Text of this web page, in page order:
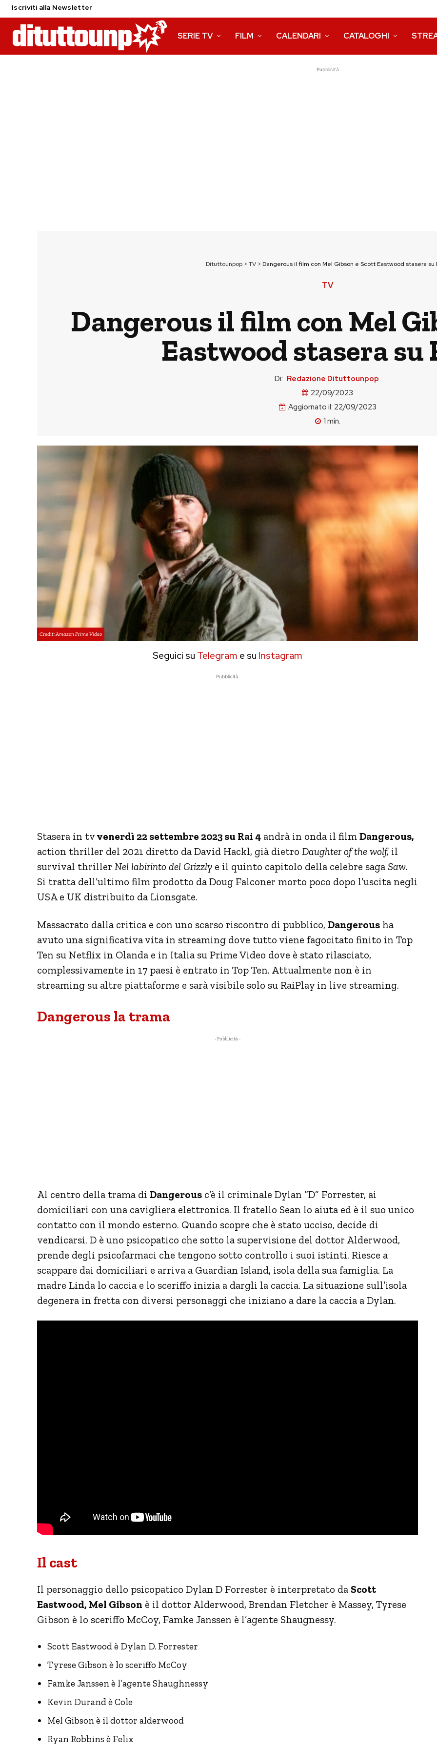
Iscriviti alla Newsletter
SERIE TV FILM CALENDARI CATALOGHI
Pubblicità
Dituttounpop> TV> Dangerous il film con Mel Gibson e Scott Eastwood stasera su
TV
Dangerous il film con Mel
Eastwood stasera su
Di: Redazione Dituttounpop
22/09/2023
Aggiornato il: 22/09/2023
1 min.
Credit: Amazon Prime Video
Seguici su Telegram e su Instagram
Pubblicità
Stasera in tv venerdì 22 settembre 2023 su Rai 4 andrà in onda il film Dangerous,
action thriller del 2021 diretto da David Hackl, già dietro Daughter of the wolf, il
survival thriller Nel labirinto del Grizzly e il quinto capitolo della celebre saga Saw.
Si tratta dell’ultimo film prodotto da Doug Falconer morto poco dopo l’uscita negli
USA e UK distribuito da Lionsgate.
Massacrato dalla critica e con uno scarso riscontro di pubblico, Dangerous ha
avuto una significativa vita in streaming dove tutto viene fagocitato finito in Top
Ten su Netflix in Olanda e in Italia su Prime Video dove è stato rilasciato,
complessivamente in 17 paesi è entrato in Top Ten. Attualmente non è in
streaming su altre piattaforme e sarà visibile solo su RaiPlay in live streaming.
Dangerous la trama
- Pubblicità -
Al centro della trama di Dangerous c’è il criminale Dylan “D” Forrester, ai
domiciliari con una cavigliera elettronica. Il fratello Sean lo aiuta ed è il suo unico
contatto con il mondo esterno. Quando scopre che è stato ucciso, decide di
vendicarsi. D è uno psicopatico che sotto la supervisione del dottor Alderwood,
prende degli psicofarmaci che tengono sotto controllo i suoi istinti. Riesce a
scappare dai domiciliari e arriva a Guardian Island, isola della sua famiglia. La
madre Linda lo caccia e lo sceriffo inizia a dargli la caccia. La situazione sull’isola
degenera in fretta con diversi personaggi che iniziano a dare la caccia a Dylan.
Il cast
Il personaggio dello psicopatico Dylan D Forrester è interpretato da Scott
Eastwood, Mel Gibson è il dottor Alderwood, Brendan Fletcher è Massey, Tyrese
Gibson è lo sceriffo McCoy, Famke Janssen è l’agente Shaugnessy.
Scott Eastwood è Dylan D. Forrester
Tyrese Gibson è lo sceriffo McCoy
Famke Janssen è l’agente Shaughnessy
Kevin Durand è Cole
Mel Gibson è il dottor alderwood
Ryan Robbins è Felix